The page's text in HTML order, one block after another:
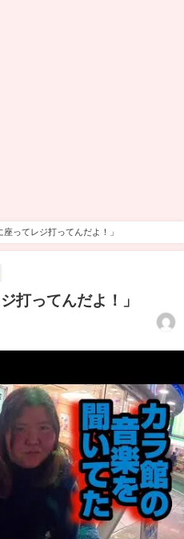
座ってレジ打ってんだよ！」
打ってんだよ！」